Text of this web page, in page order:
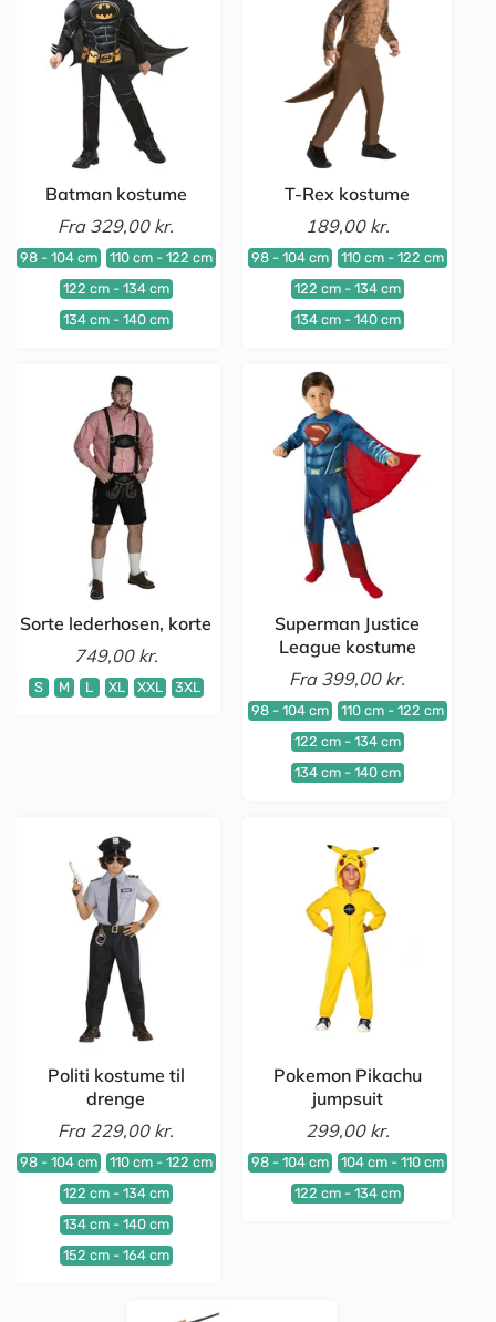
Batman kostume
Fra329,00 kr.
98 - 104 cm
110 cm - 122 cm
122 cm - 134 cm
134 cm - 140 cm
T-Rex kostume
189,00 kr.
98 - 104 cm
110 cm - 122 cm
122 cm - 134 cm
134 cm - 140 cm
Sorte lederhosen, korte
749,00 kr.
S M L XL XXL 3XL
Superman Justice
League kostume
Fra399,00 kr.
98 - 104 cm
110 cm - 122 cm
122 cm - 134 cm
134 cm - 140 cm
Politi kostume til
drenge
Fra229,00 kr.
98 - 104 cm
110 cm - 122 cm
122 cm - 134 cm
134 cm - 140 cm
152 cm - 164 cm
Pokemon Pikachu
jumpsuit
299,00 kr.
98 - 104 cm
104 cm - 110 cm
122 cm - 134 cm